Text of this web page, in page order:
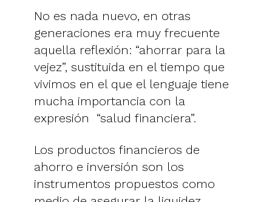
No es nada nuevo, en otras
generaciones era muy frecuente
aquella reflexión: “ahorrar para la
vejez”, sustituida en el tiempo que
vivimos en el que el lenguaje tiene
mucha importancia con la
expresión “salud financiera”.
Los productos financieros de
ahorro e inversión son los
instrumentos propuestos como